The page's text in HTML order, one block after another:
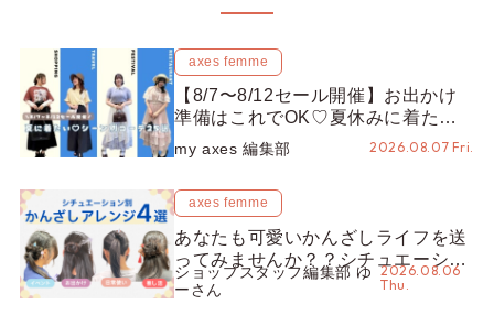
axes femme
【8/7〜8/12セール開催】お出かけ
準備はこれでOK♡夏休みに着たい
コーデ25選をシーン別に徹底解説！
my axes 編集部 2026.08.07 Fri.
axes femme
あなたも可愛いかんざしライフを送
ってみませんか？？シチュエーショ
ン別“かんざし”のオススメ【ショッ
プスタッフ編集部】
ショップスタッフ編集部 ゆ
ーさん
2026.08.06
Thu.